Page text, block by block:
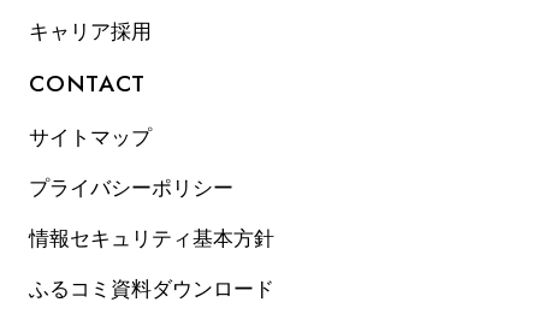
キャリア採用
CONTACT
サイトマップ
プライバシーポリシー
情報セキュリティ基本方針
ふるコミ資料ダウンロード